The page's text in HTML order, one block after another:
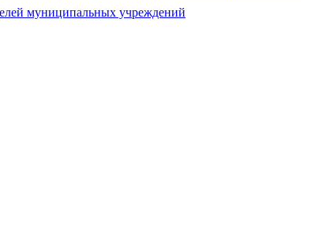
муниципальных учреждений